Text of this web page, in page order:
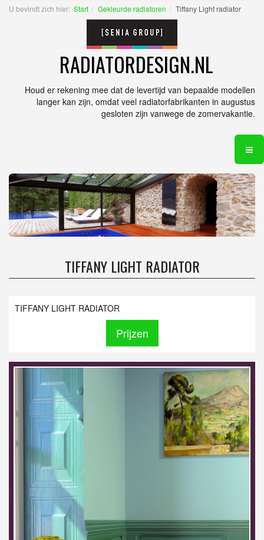
U bevindt zich hier: Start Gekleurde radiatoren Tiffany Light radiator
RADIATORDESIGN.NL
Houd er rekening mee dat de levertijd van bepaalde modellen
langer kan zijn, omdat veel radiatorfabrikanten in augustus
gesloten zijn vanwege de zomervakantie.
TIFFANY LIGHT RADIATOR
TIFFANY LIGHT RADIATOR
Prijzen